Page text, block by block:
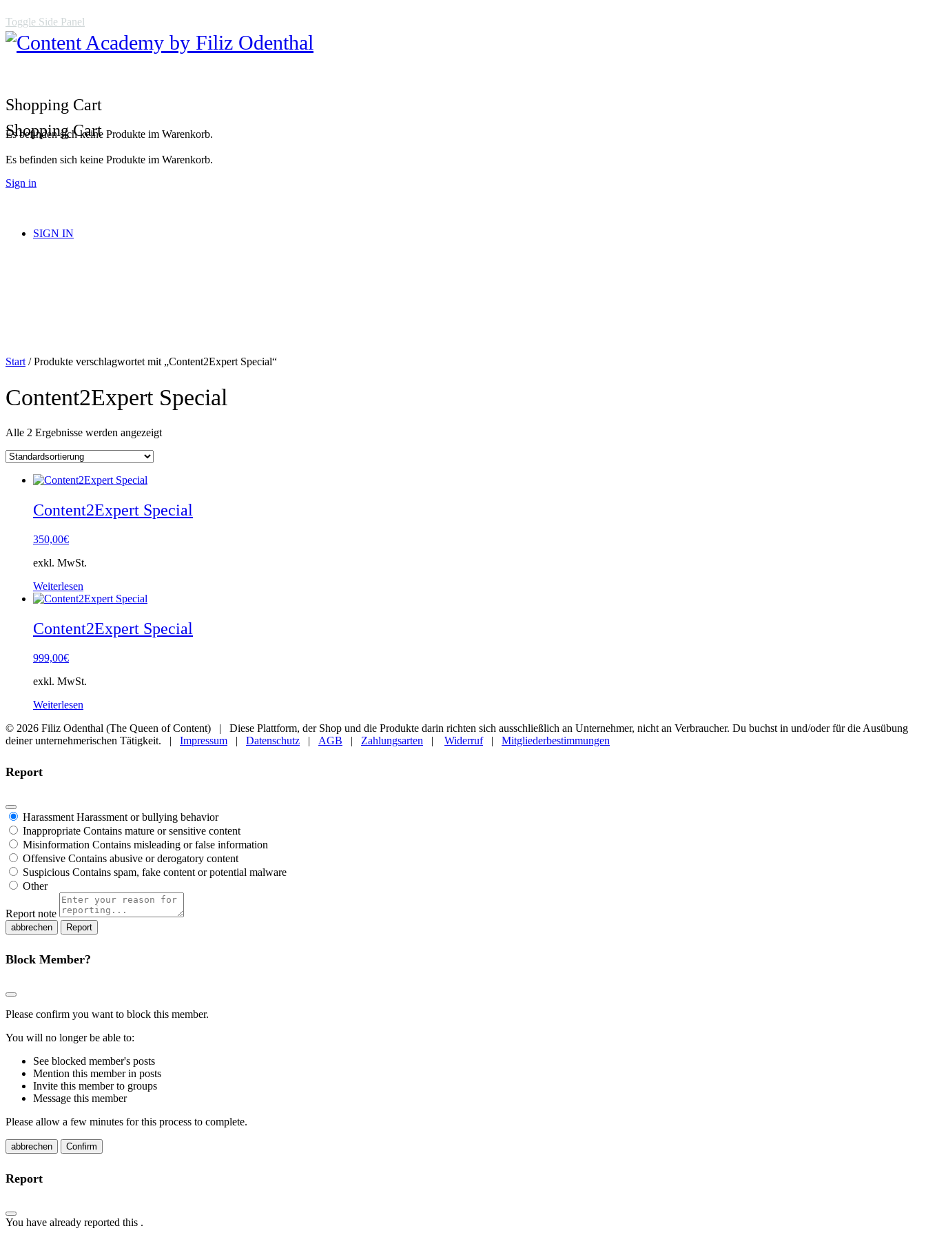
Toggle Side Panel
Shopping Cart
Es befinden sich keine Produkte im Warenkorb.
Sign in
Shopping Cart
Es befinden sich keine Produkte im Warenkorb.
SIGN IN
Start / Produkte verschlagwortet mit „Content2Expert Special“
Content2Expert Special
Alle 2 Ergebnisse werden angezeigt
Content2Expert Special
350,00€
exkl. MwSt.
Weiterlesen
Content2Expert Special
999,00€
exkl. MwSt.
Weiterlesen
© 2026 Filiz Odenthal (The Queen of Content) | Diese Plattform, der Shop und die Produkte darin richten sich ausschließlich an Unternehmer, nicht an Verbraucher. Du buchst in und/oder für die Ausübung
deiner unternehmerischen Tätigkeit. | Impressum | Datenschutz | AGB | Zahlungsarten | Widerruf| Mitgliederbestimmungen
Report
Harassment Harassment or bullying behavior
Inappropriate Contains mature or sensitive content
Misinformation Contains misleading or false information
Offensive Contains abusive or derogatory content
Suspicious Contains spam, fake content or potential malware
Other
Report note
Report
Block Member?
Please confirm you want to block this member.
You will no longer be able to:
See blocked member's posts
Mention this member in posts
Invite this member to groups
Message this member
Please allow a few minutes for this process to complete.
Confirm
Report
You have already reported this .